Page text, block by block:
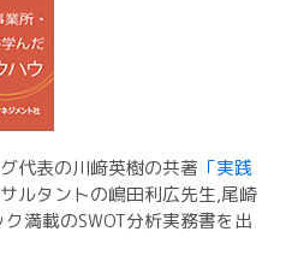
代表の川﨑英樹の共著 「実践
ルタントの嶋田利広先生,尾崎
満載のSWOT分析実務書を出